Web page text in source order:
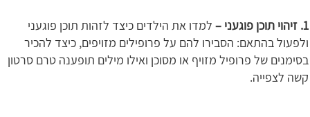
1. זיהוי תוכן פוגעני –
למדו את הילדים כיצד לזהות תוכן פוגעני
ולפעול בהתאם: הסבירו להם על פרופילים מזויפים, כיצד להכיר
בסימנים של פרופיל מזויף או מסוכן ואילו מילים תופענה טרם סרטון
קשה לצפייה.